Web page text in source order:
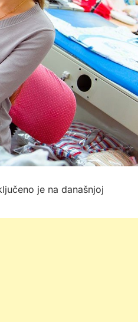
je na današnjoj